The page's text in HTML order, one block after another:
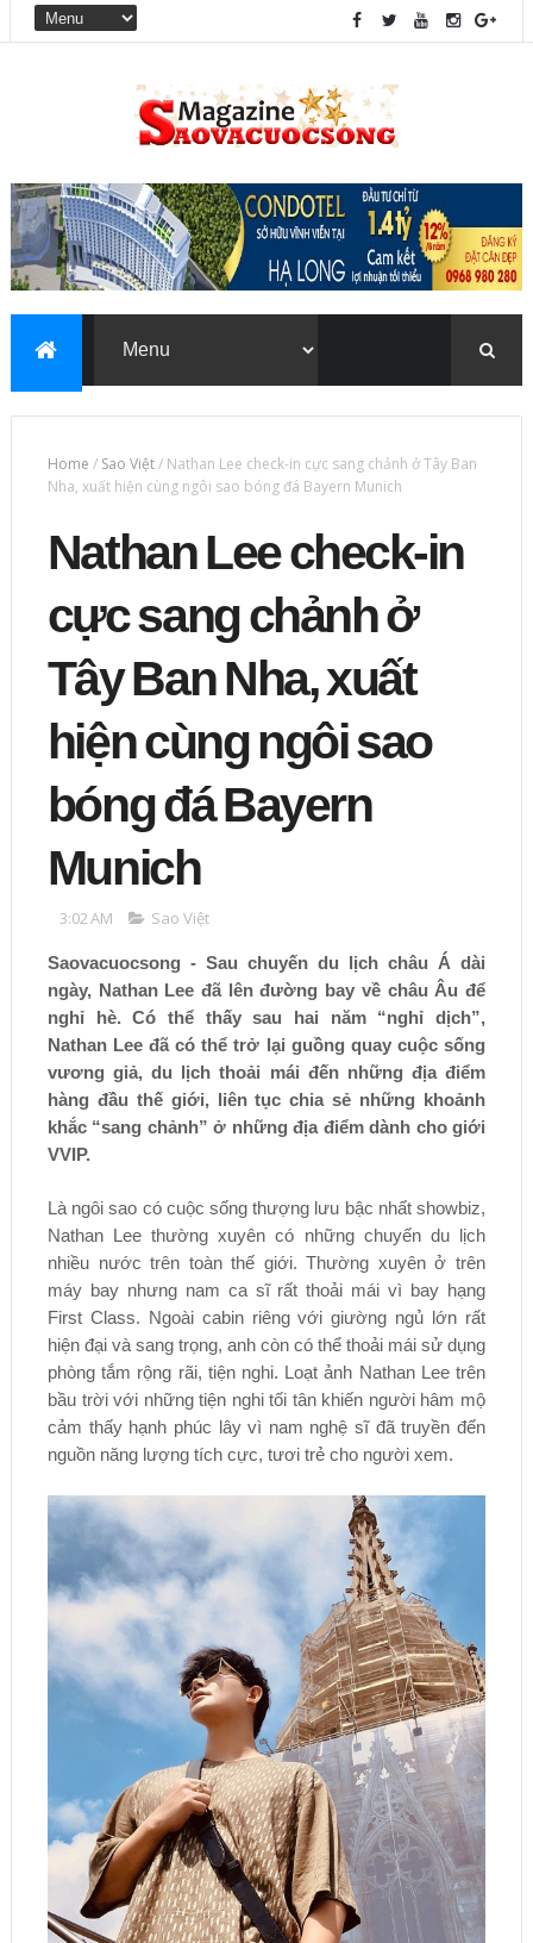
Home / Sao Việt/ Nathan Lee check-in cực sang chảnh ở Tây Ban
Nha, xuất hiện cùng ngôi sao bóng đá Bayern Munich
Nathan Lee check-in
cực sang chảnh ở
Tây Ban Nha, xuất
hiện cùng ngôi sao
bóng đá Bayern
Munich
3:02 AM Sao Việt
Saovacuocsong - Sau chuyến du lịch châu Á dài
ngày, Nathan Lee đã lên đường bay về châu Âu để
nghỉ hè. Có thể thấy sau hai năm “nghỉ dịch”,
Nathan Lee đã có thể trở lại guồng quay cuộc sống
vương giả, du lịch thoải mái đến những địa điểm
hàng đầu thế giới, liên tục chia sẻ những khoảnh
khắc “sang chảnh” ở những địa điểm dành cho giới
VVIP.
Là ngôi sao có cuộc sống thượng lưu bậc nhất showbiz,
Nathan Lee thường xuyên có những chuyến du lịch
nhiều nước trên toàn thế giới. Thường xuyên ở trên
máy bay nhưng nam ca sĩ rất thoải mái vì bay hạng
First Class. Ngoài cabin riêng với giường ngủ lớn rất
hiện đại và sang trọng, anh còn có thể thoải mái sử dụng
phòng tắm rộng rãi, tiện nghi. Loạt ảnh Nathan Lee trên
bầu trời với những tiện nghi tối tân khiến người hâm mộ
cảm thấy hạnh phúc lây vì nam nghệ sĩ đã truyền đến
nguồn năng lượng tích cực, tươi trẻ cho người xem.